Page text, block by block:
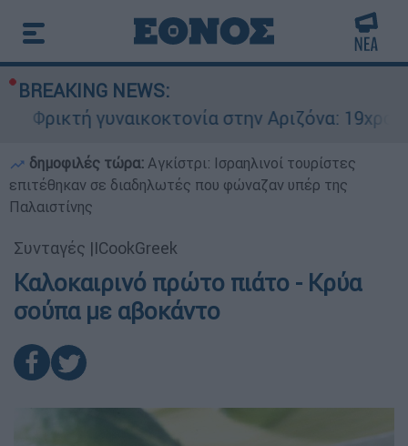
BREAKING NEWS:
Φρικτή γυναικοκτονία στην Αριζόνα:
δημοφιλές τώρα: Αγκίστρι: Ισραηλινοί τουρίστες
επιτέθηκαν σε διαδηλωτές που φώναζαν υπέρ της
Παλαιστίνης
Συνταγές |ICookGreek
Καλοκαιρινό πρώτο πιάτο - Κρύα
σούπα με αβοκάντο